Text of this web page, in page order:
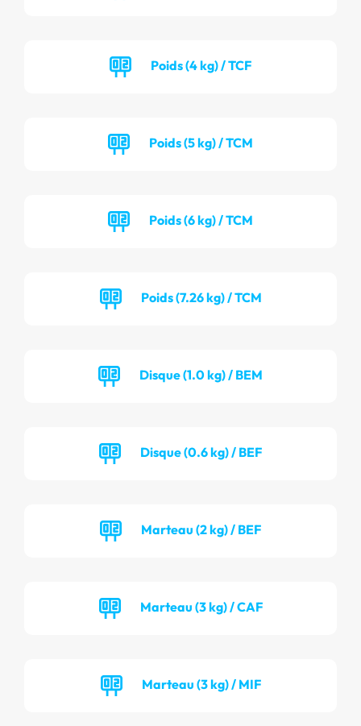
Poids (4 kg) / TCF
Poids (5 kg) / TCM
Poids (6 kg) / TCM
Poids (7.26 kg) / TCM
Disque (1.0 kg) / BEM
Disque (0.6 kg) / BEF
Marteau (2 kg) / BEF
Marteau (3 kg) / CAF
Marteau (3 kg) / MIF